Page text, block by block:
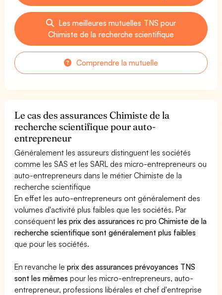
Les meilleures mutuelles TNS pour
Chimiste de la recherche scientifique
Comprendre la mutuelle
Le cas des assurances Chimiste de la
recherche scientifique pour auto-
entrepreneur
Généralement les assureurs distinguent les sociétés
comme les SAS et les SARL des micro-entrepreneurs ou
auto-entrepreneurs dans le métier Chimiste de la
recherche scientifique
En effet les auto-entrepreneurs ont généralement des
volumes d'activité plus faibles que les sociétés. Par
conséquentles prix des assurances rc pro Chimiste de la
recherche scientifique sont généralement plus faibles
que pour les sociétés.
En revanche leprix des assurances prévoyances TNS
sont les mêmes pour les micro-entrepreneurs, auto-
entrepreneur, professions libérales et chef d'entreprise